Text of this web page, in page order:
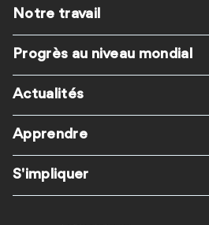
Pied
de
page
Notre travail
Progrès au niveau mondial
Actualités
Apprendre
S'impliquer